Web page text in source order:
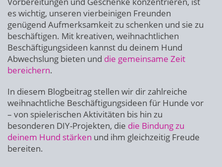
es wichtig, unseren vierbeinigen Freunden
genügend Aufmerksamkeit zu schenken und sie zu
beschäftigen. Mit kreativen, weihnachtlichen
Beschäftigungsideen kannst du deinem Hund
Abwechslung bieten und die gemeinsame Zeit
bereichern.
In diesem Blogbeitrag stellen wir dir zahlreiche
weihnachtliche Beschäftigungsideen für Hunde vor
– von spielerischen Aktivitäten bis hin zu
besonderen DIY-Projekten, die die Bindung zu
deinem Hund stärken und ihm gleichzeitig Freude
bereiten.